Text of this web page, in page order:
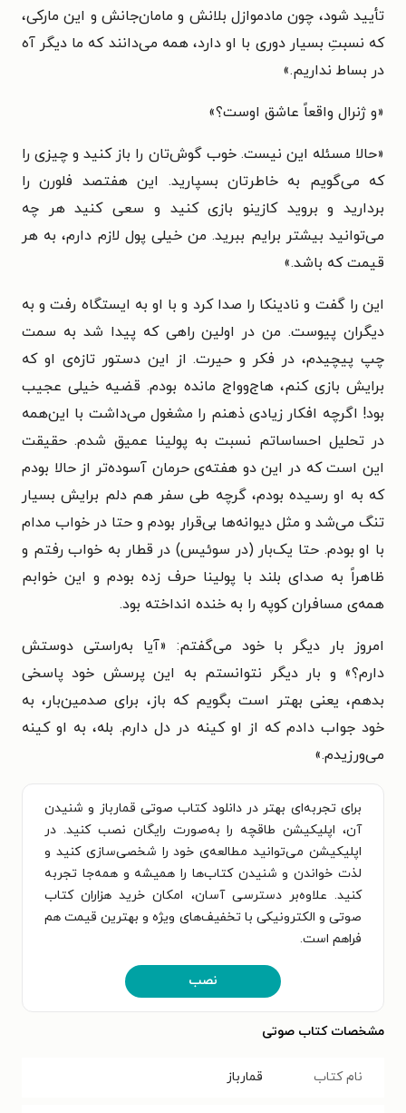
تأیید شود، چون مادموازل بلانش و مامان‌جانش و این مارکی،
که نسبتِ بسیار دوری با او دارد، همه می‌دانند که ما دیگر آه
در بساط نداریم.»
«و ژنرال واقعاً عاشق اوست؟»
«حالا مسئله این نیست. خوب گوش‌تان را باز کنید و چیزی را
که می‌گویم به خاطرتان بسپارید. این هفتصد فلورن را
بردارید و بروید کازینو بازی ‌کنید و سعی ‌کنید هر چه
می‌توانید بیشتر برایم ببرید. من خیلی پول لازم دارم، به هر
قیمت که باشد.»
این را گفت و نادینکا را صدا کرد و با او به ایستگاه رفت و به
دیگران پیوست. من در اولین راهی که پیدا شد به سمت
چپ پیچیدم، در فکر و حیرت. از این دستور تازه‌ی او که
برایش بازی‌ کنم، هاج‌و‌واج مانده‌ بودم. قضیه خیلی عجیب
بود! اگرچه افکار زیادی ذهنم را مشغول ‌می‌داشت با این‌همه
در تحلیل احساساتم نسبت به پولینا عمیق ‌شدم. حقیقت
این است که در این دو هفته‌ی حرمان آسوده‌تر از حالا بودم
که به او رسیده ‌بودم، گرچه طی سفر هم دلم برایش بسیار
تنگ ‌می‌شد و مثل دیوانه‌ها بی‌قرار بودم و حتا در خواب مدام
با او بودم. حتا یک‌بار (در سوئیس) در قطار به خواب رفتم و
ظاهراً به‌ صدای بلند با پولینا حرف‌ زده‌ بودم و این خوابم
همه‌ی مسافران کوپه را به خنده انداخته ‌بود.
امروز بار دیگر با خود می‌گفتم: «آیا به‌راستی دوستش
دارم؟» و بار دیگر نتوانستم به این پرسش خود پاسخی
بدهم، یعنی بهتر است بگویم که باز، برای صدمین‌بار، به
خود جواب‌ دادم که از او کینه در دل دارم. بله، به او کینه
‌می‌ورزیدم.»
برای تجربه‌ای بهتر در دانلود کتاب صوتی قمارباز و شنیدن
آن، اپلیکیشن طاقچه را به‌صورت رایگان نصب کنید. در
اپلیکیشن می‌توانید مطالعه‌ی خود را شخصی‌سازی کنید و
لذت خواندن و شنیدن کتاب‌ها را همیشه و همه‌جا تجربه
کنید. علاوه‌بر دسترسی آسان، امکان خرید هزاران کتاب
صوتی و الکترونیکی با تخفیف‌های ویژه و بهترین قیمت هم
فراهم است.
نصب
مشخصات کتاب صوتی
نام کتاب قمارباز